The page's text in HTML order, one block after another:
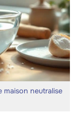
maison neutralise